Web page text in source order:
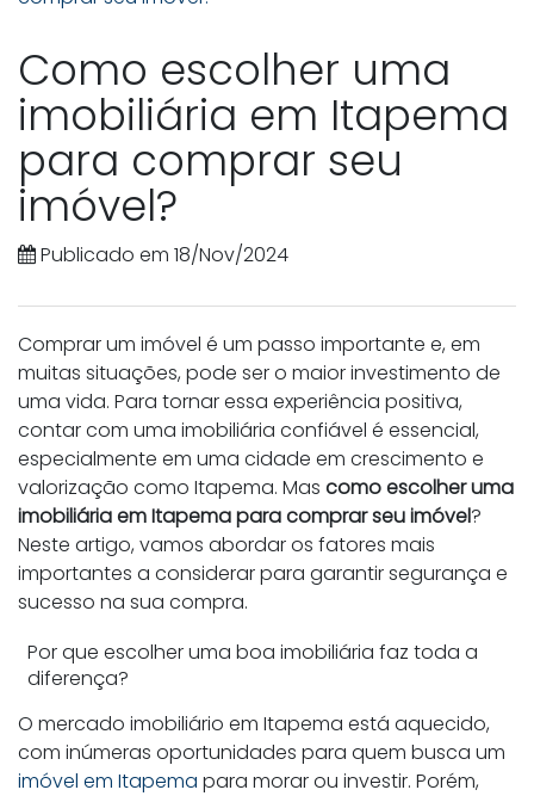
Como escolher uma
imobiliária em Itapema
para comprar seu
imóvel?
Publicado em 18/Nov/2024
Comprar um imóvel é um passo importante e, em
muitas situações, pode ser o maior investimento de
uma vida. Para tornar essa experiência positiva,
contar com uma imobiliária confiável é essencial,
especialmente em uma cidade em crescimento e
valorização como Itapema. Mas como escolher uma
imobiliária em Itapema para comprar seu imóvel?
Neste artigo, vamos abordar os fatores mais
importantes a considerar para garantir segurança e
sucesso na sua compra.
Por que escolher uma boa imobiliária faz toda a
diferença?
O mercado imobiliário em Itapema está aquecido,
com inúmeras oportunidades para quem busca um
imóvel em Itapema para morar ou investir. Porém,